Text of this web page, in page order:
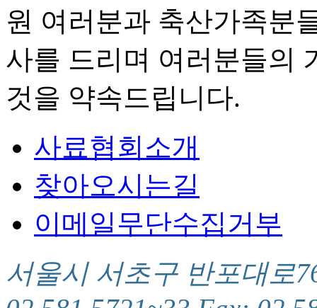
원 여러분과 축산가족분
사를 드리며 여러분들의
것을 약속드립니다.
사료협회소개
찾아오시는길
이메일무단수집거부
서울시 서초구 반포대로